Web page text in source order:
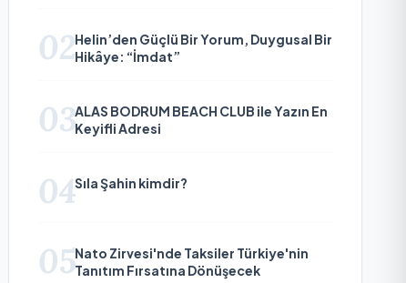
02Helin’den Güçlü Bir Yorum, Duygusal Bir
Hikâye: “İmdat”
03ALAS BODRUM BEACH CLUB ile Yazın En
Keyifli Adresi
04Sıla Şahin kimdir?
05Nato Zirvesi'nde Taksiler Türkiye'nin
Tanıtım Fırsatına Dönüşecek